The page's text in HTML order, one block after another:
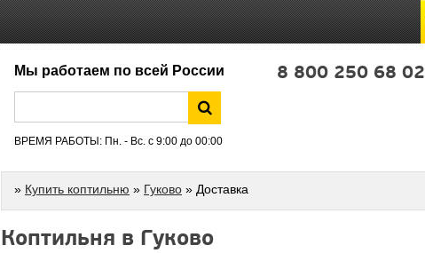
Мы работаем по всей России
ВРЕМЯ РАБОТЫ: Пн. - Вс. с 9:00 до 00:00
8 800 250 68 02
» Купить коптильню » Гуково » Доставка
Коптильня в Гуково